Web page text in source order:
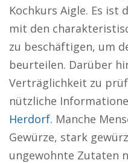
Kochkurs Aigle. Es ist
mit den
zu beschäftigen, um
beurteilen. Darüber
Verträglichkeit zu
nützliche
Herdorf. Manche
Gewürze, stark
ungewohnte Zutaten